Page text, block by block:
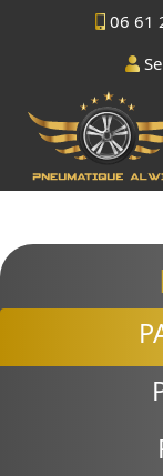
06 61